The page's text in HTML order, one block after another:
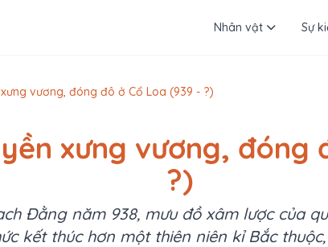
Nhân vật Sự
vương, đóng đô ở Cổ Loa (939 - ?)
xưng vương, đóng
?)
Đằng năm 938, mưu đồ xâm lược của
kết thúc hơn một thiên niên kỉ Bắc